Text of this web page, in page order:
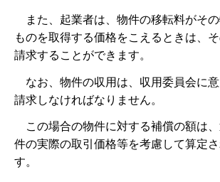
ま た、起業者は、物件の移転料がそ
ものを取得する価格をこえるときは、
請求することができます。
なお、物件の収用は、収用委員会に
請求しなければなりません。
こ の場合の物件に対する補償の額は
件の実際の取引価格等を考慮して算定
す。